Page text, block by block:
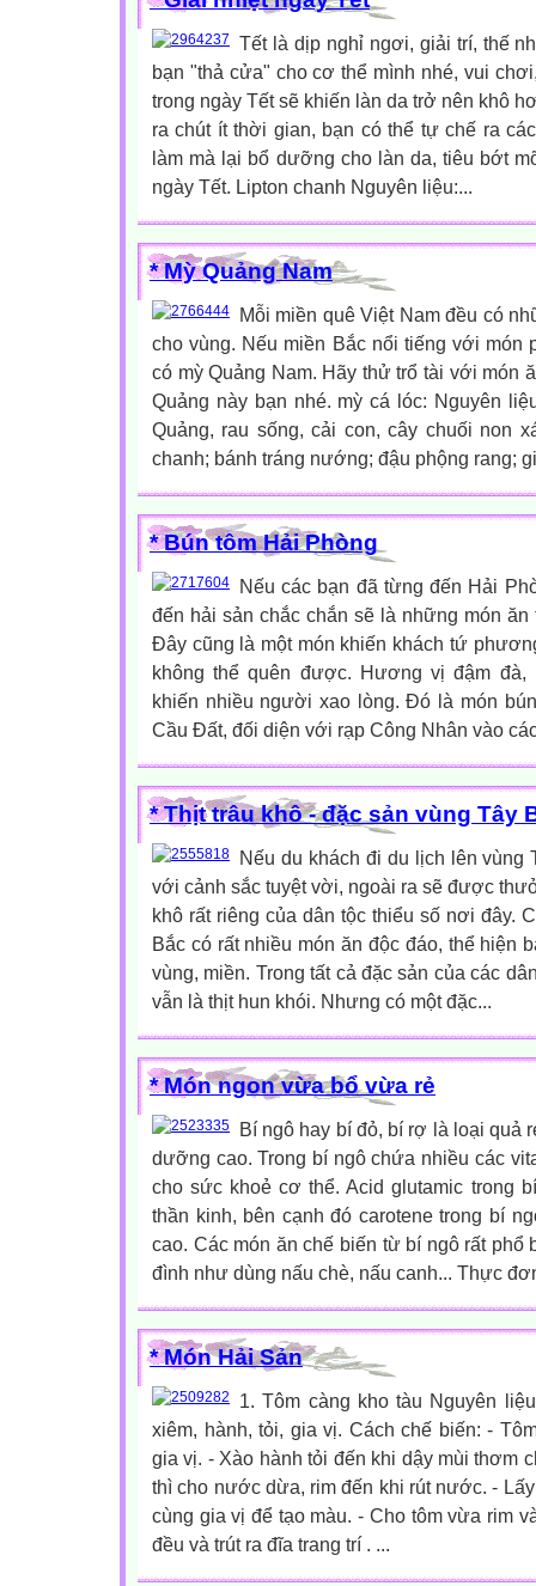
Tết là dịp nghỉ ngơi, giải trí, thế
bạn "thả cửa" cho cơ thể mình nhé, vui
trong ngày Tết sẽ khiến làn da trở nên khô
ra chút ít thời gian, bạn có thể tự chế ra
làm mà lại bổ dưỡng cho làn da, tiêu bớt
ngày Tết. Lipton chanh Nguyên liệu:...
* Mỳ Quảng Nam
Mỗi miền quê Việt Nam đều có
cho vùng. Nếu miền Bắc nổi tiếng với món
có mỳ Quảng Nam. Hãy thử trổ tài với món
Quảng này bạn nhé. mỳ cá lóc: Nguyên
Quảng, rau sống, cải con, cây chuối non
chanh; bánh tráng nướng; đậu phộng rang;
* Bún tôm Hải Phòng
Nếu các bạn đã từng đến Hải
đến hải sản chắc chắn sẽ là những món
Đây cũng là một món khiến khách tứ
không thể quên được. Hương vị đậm đà,
khiến nhiều người xao lòng. Đó là món
Cầu Đất, đối diện với rạp Công Nhân vào
* Thịt trâu khô - đặc sản vùng Tây
Nếu du khách đi du lịch lên vùng
với cảnh sắc tuyệt vời, ngoài ra sẽ được
khô rất riêng của dân tộc thiểu số nơi đây.
Bắc có rất nhiều món ăn độc đáo, thể hiện
vùng, miền. Trong tất cả đặc sản của các
vẫn là thịt hun khói. Nhưng có một đặc...
* Món ngon vừa bổ vừa rẻ
Bí ngô hay bí đỏ, bí rợ là loại quả
dưỡng cao. Trong bí ngô chứa nhiều các
cho sức khoẻ cơ thể. Acid glutamic trong
thần kinh, bên cạnh đó carotene trong bí
cao. Các món ăn chế biến từ bí ngô rất phổ
đình như dùng nấu chè, nấu canh... Thực
* Món Hải Sản
1. Tôm càng kho tàu Nguyên
xiêm, hành, tỏi, gia vị. Cách chế biến: -
gia vị. - Xào hành tỏi đến khi dậy mùi thơm
thì cho nước dừa, rim đến khi rút nước. -
cùng gia vị để tạo màu. - Cho tôm vừa rim
đều và trút ra đĩa trang trí . ...